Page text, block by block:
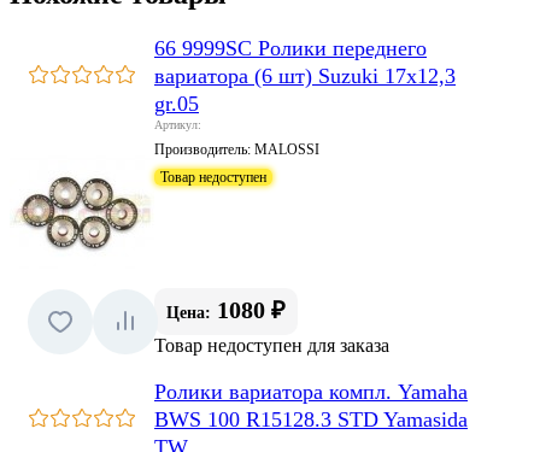
66 9999SC Ролики переднего
вариатора (6 шт) Suzuki 17x12,3
gr.05
Артикул:
Производитель: MALOSSI
Товар недоступен
Цена: 1080 ₽
Товар недоступен для заказа
Ролики вариатора компл. Yamaha
BWS 100 R15128.3 STD Yamasida
TW